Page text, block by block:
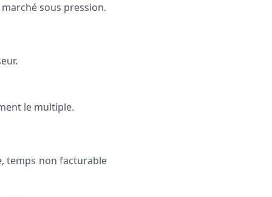
sous pression.
le multiple.
temps non facturable